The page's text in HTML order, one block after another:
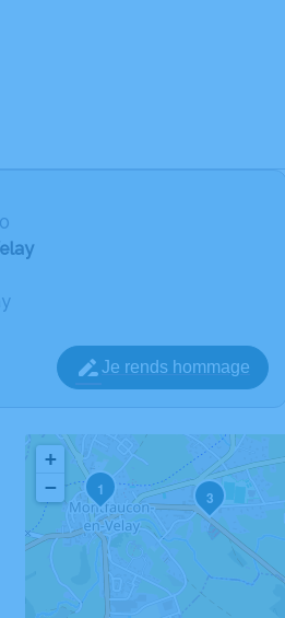
Je rends hommage
1 3
+
−